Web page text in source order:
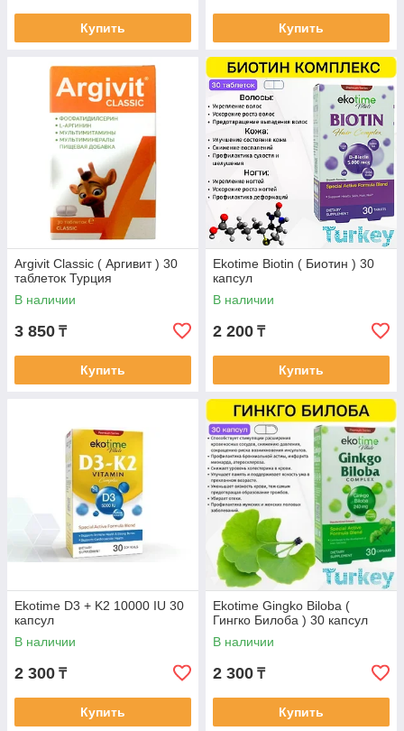
Купить Купить
Argivit Classic ( Аргивит ) 30
таблеток Турция
В наличии
3 850 ₸
Купить
Ekotime Biotin ( Биотин ) 30
капсул
В наличии
2 200 ₸
Купить
Ekotime D3 + K2 10000 IU 30
капсул
В наличии
2 300 ₸
Купить
Ekotime Gingko Biloba (
Гингко Билоба ) 30 капсул
В наличии
2 300 ₸
Купить